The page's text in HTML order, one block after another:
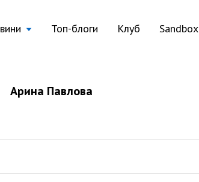
Топ-блоги Клуб Sandbox
Арина Павлова